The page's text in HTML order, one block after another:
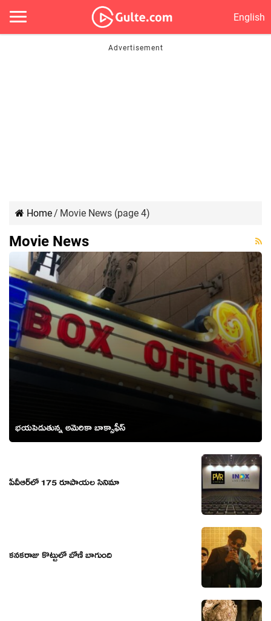
English
Home/ Movie News (page 4)
Movie News
భయపెడుతున్న అమెరికా బాక్సాఫీస్
పీవీఆర్‌లో 175 రూపాయల సినిమా
కనకరాజు కొట్టులో బోణీ బాగుంది